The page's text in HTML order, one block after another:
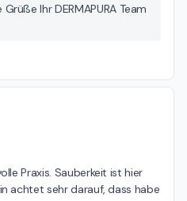
Ihr DERMAPURA Team
Praxis. Sauberkeit ist hier
achtet sehr darauf, dass habe